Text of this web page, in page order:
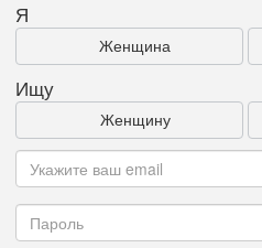
Я
Женщина
Ищу
Женщину